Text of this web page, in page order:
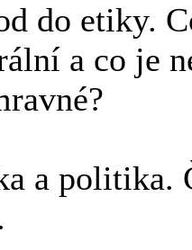
do etiky.
a co je
a politika.